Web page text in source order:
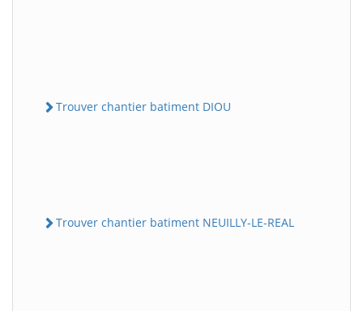
Trouver chantier batiment DIOU
Trouver chantier batiment NEUILLY-LE-REAL